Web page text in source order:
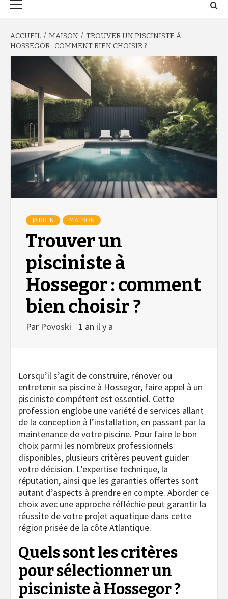
ACCUEIL MAISON
TROUVER UN PISCINISTE À
HOSSEGOR : COMMENT BIEN CHOISIR ?
JARDIN MAISON
Trouver un
pisciniste à
Hossegor : comment
bien choisir ?
Par Povoski 1 an il y a
Lorsqu’il s’agit de construire, rénover ou
entretenir sa piscine à Hossegor, faire appel à un
pisciniste compétent est essentiel. Cette
profession englobe une variété de services allant
de la conception à l’installation, en passant par la
maintenance de votre piscine. Pour faire le bon
choix parmi les nombreux professionnels
disponibles, plusieurs critères peuvent guider
votre décision. L’expertise technique, la
réputation, ainsi que les garanties offertes sont
autant d’aspects à prendre en compte. Aborder ce
choix avec une approche réfléchie peut garantir la
réussite de votre projet aquatique dans cette
région prisée de la côte Atlantique.
Quels sont les critères
pour sélectionner un
pisciniste à Hossegor ?